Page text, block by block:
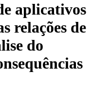
aplicativos
relações de
do